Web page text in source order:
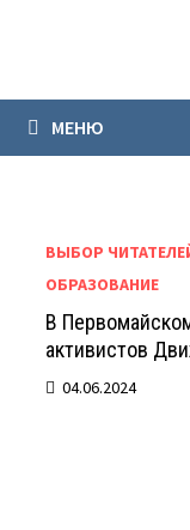
МЕНЮ
ВЫБОР
ОБРАЗОВАНИЕ
В
активистов
04.06.2024